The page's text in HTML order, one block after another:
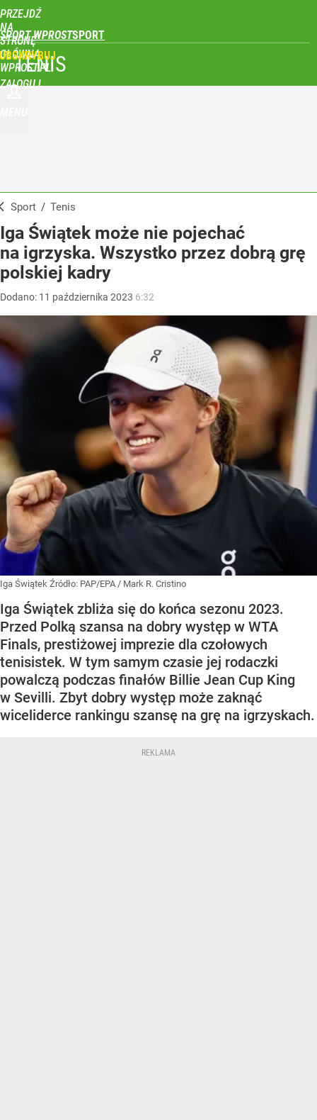
PRZEJDŹ
NA
STRONĘ
GŁÓWNĄ
WPROST.PL
SPORT WPROST
ZALOGUJ
TENIS
Sport / Tenis
Iga Świątek może nie pojechać
na igrzyska. Wszystko przez dobrą grę
polskiej kadry
Dodano: 11 października 2023 6:32
Iga Świątek Źródło: PAP/EPA / Mark R. Cristino
Iga Świątek zbliża się do końca sezonu 2023.
Przed Polką szansa na dobry występ w WTA
Finals, prestiżowej imprezie dla czołowych
tenisistek. W tym samym czasie jej rodaczki
powalczą podczas finałów Billie Jean Cup King
w Sevilli. Zbyt dobry występ może zaknąć
wiceliderce rankingu szansę na grę na igrzyskach.